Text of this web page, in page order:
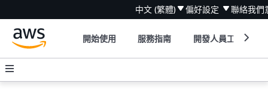
中文 (繁體) 偏好設定 聯絡我們
開始使用 服務指南 開發人員工具